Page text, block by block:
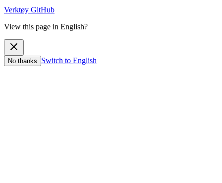
Verktøy GitHub
View this page in English?
No thanks Switch to English